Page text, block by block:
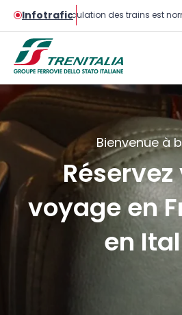
Infotrafic
La circulation des trains est
Bienvenue à
voyage en
en